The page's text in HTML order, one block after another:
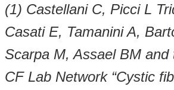
(1) Castellani C, Picci L
Casati E, Tamanini A,
Scarpa M, Assael BM and
CF Lab Network “Cystic